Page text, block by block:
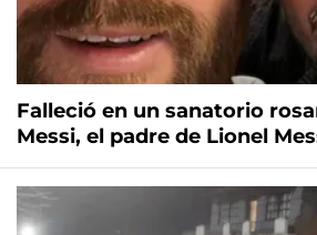
Falleció en un sanatorio
Messi, el padre de Lionel